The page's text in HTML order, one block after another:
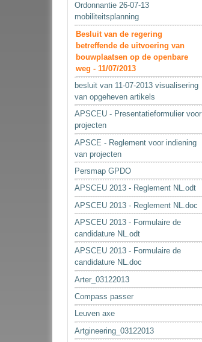
Ordonnantie 26-07-13
mobiliteitsplanning
Besluit van de regering
betreffende de uitvoering van
bouwplaatsen op de openbare
weg - 11/07/2013
besluit van 11-07-2013 visualisering
van opgeheven artikels
APSCEU - Presentatieformulier voor
projecten
APSCE - Reglement voor indiening
van projecten
Persmap GPDO
APSCEU 2013 - Reglement NL.odt
APSCEU 2013 - Reglement NL.doc
APSCEU 2013 - Formulaire de
candidature NL.odt
APSCEU 2013 - Formulaire de
candidature NL.doc
Arter_03122013
Compass passer
Leuven axe
Artgineering_03122013